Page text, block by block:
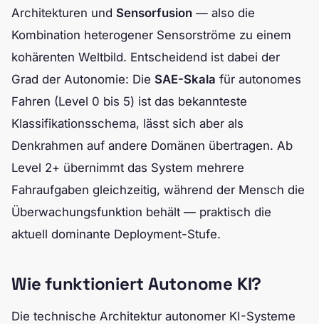
Architekturen und Sensorfusion — also die
Kombination heterogener Sensorströme zu einem
kohärenten Weltbild. Entscheidend ist dabei der
Grad der Autonomie: Die SAE-Skala für autonomes
Fahren (Level 0 bis 5) ist das bekannteste
Klassifikationsschema, lässt sich aber als
Denkrahmen auf andere Domänen übertragen. Ab
Level 2+ übernimmt das System mehrere
Fahraufgaben gleichzeitig, während der Mensch die
Überwachungsfunktion behält — praktisch die
aktuell dominante Deployment-Stufe.
Wie funktioniert Autonome KI?
Die technische Architektur autonomer KI-Systeme